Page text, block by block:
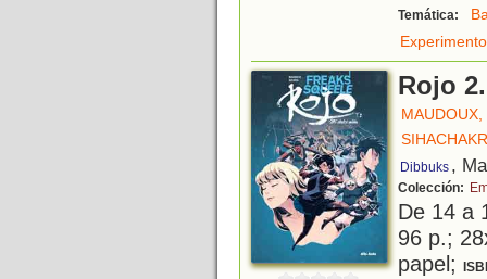
Temática:
Rojo
Dibbuks ,
Colección:
De 14 a
96 p.;
papel;